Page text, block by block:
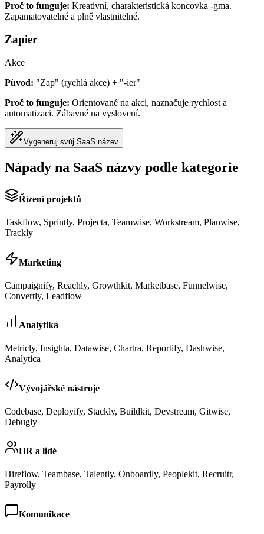
Proč to funguje: Kreativní, charakteristická koncovka -gma.
Zapamatovatelné a plně vlastnitelné.
Zapier
Akce
Původ: "Zap" (rychlá akce) + "-ier"
Proč to funguje: Orientované na akci, naznačuje rychlost a
automatizaci. Zábavné na vyslovení.
Vygeneruj svůj SaaS název
Nápady na SaaS názvy podle kategorie
Řízení projektů
Taskflow, Sprintly, Projecta, Teamwise, Workstream, Planwise,
Trackly
Marketing
Campaignify, Reachly, Growthkit, Marketbase, Funnelwise,
Convertly, Leadflow
Analytika
Metricly, Insighta, Datawise, Chartra, Reportify, Dashwise,
Analytica
Vývojářské nástroje
Codebase, Deployify, Stackly, Buildkit, Devstream, Gitwise,
Debugly
HR a lidé
Hireflow, Teambase, Talently, Onboardly, Peoplekit, Recruitr,
Payrolly
Komunikace